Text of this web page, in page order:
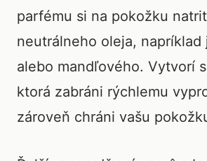
parfému si na pokožku
neutrálneho oleja, napríklad
alebo mandľového. Vytvorí
ktorá zabráni rýchlemu
zároveň chráni vašu